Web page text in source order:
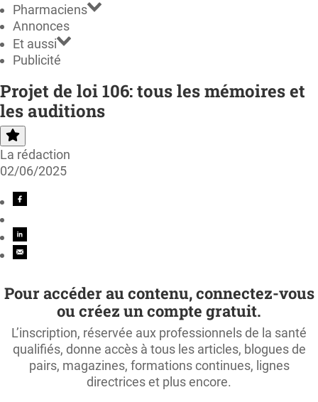
Pharmaciens
Annonces
Et aussi
Publicité
Projet de loi 106: tous les mémoires et
les auditions
La rédaction
02/06/2025
Pour accéder au contenu, connectez-vous
ou créez un compte gratuit.
L’inscription, réservée aux professionnels de la santé
qualifiés, donne accès à tous les articles, blogues de
pairs, magazines, formations continues, lignes
directrices et plus encore.